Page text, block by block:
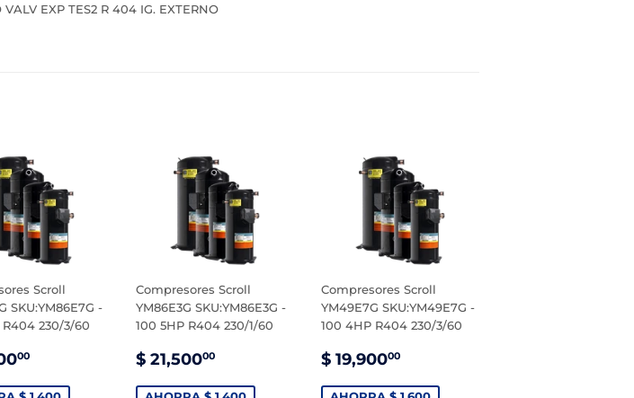
VALV EXP TES2 R 404 IG. EXTERNO
Scroll
SKU:YM86E7G -
R404 230/3/60
00
Compresores Scroll
YM86E3G SKU:YM86E3G -
100 5HP R404 230/1/60
PRECIO
$ 21,50000
Compresores Scroll
YM49E7G SKU:YM49E7G -
100 4HP R404 230/3/60
PRECIO
$ 19,90000